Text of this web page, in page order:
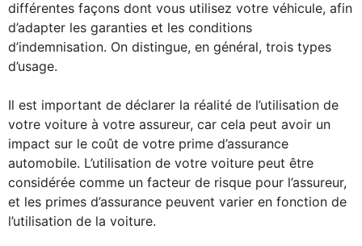
différentes façons dont vous utilisez votre véhicule, afin
d’adapter les garanties et les conditions
d’indemnisation. On distingue, en général, trois types
d’usage.
Il est important de déclarer la réalité de l’utilisation de
votre voiture à votre assureur, car cela peut avoir un
impact sur le coût de votre prime d’assurance
automobile. L’utilisation de votre voiture peut être
considérée comme un facteur de risque pour l’assureur,
et les primes d’assurance peuvent varier en fonction de
l’utilisation de la voiture.